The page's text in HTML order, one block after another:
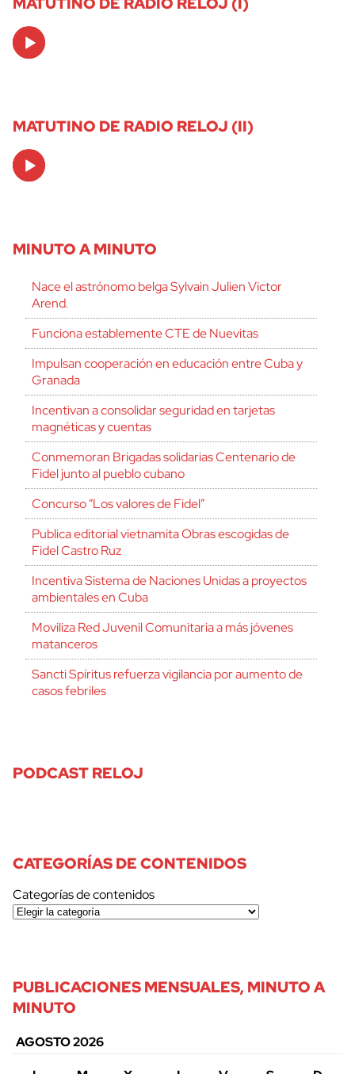
Audio
Player
MATUTINO DE RADIO RELOJ (II)
Audio
Player
MINUTO A MINUTO
Nace el astrónomo belga Sylvain Julien Victor
Arend.
Funciona establemente CTE de Nuevitas
Impulsan cooperación en educación entre Cuba y
Granada
Incentivan a consolidar seguridad en tarjetas
magnéticas y cuentas
Conmemoran Brigadas solidarias Centenario de
Fidel junto al pueblo cubano
Concurso “Los valores de Fidel”
Publica editorial vietnamita Obras escogidas de
Fidel Castro Ruz
Incentiva Sistema de Naciones Unidas a proyectos
ambientales en Cuba
Moviliza Red Juvenil Comunitaria a más jóvenes
matanceros
Sancti Spíritus refuerza vigilancia por aumento de
casos febriles
PODCAST RELOJ
CATEGORÍAS DE CONTENIDOS
Categorías de contenidos
PUBLICACIONES MENSUALES, MINUTO A
MINUTO
AGOSTO 2026